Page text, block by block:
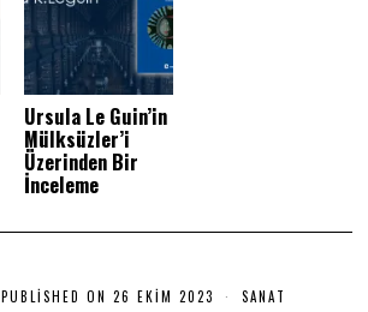
Ursula Le Guin’in
Mülksüzler’i
Üzerinden Bir
İnceleme
PUBLISHED ON 26 EKIM 2023 SANAT